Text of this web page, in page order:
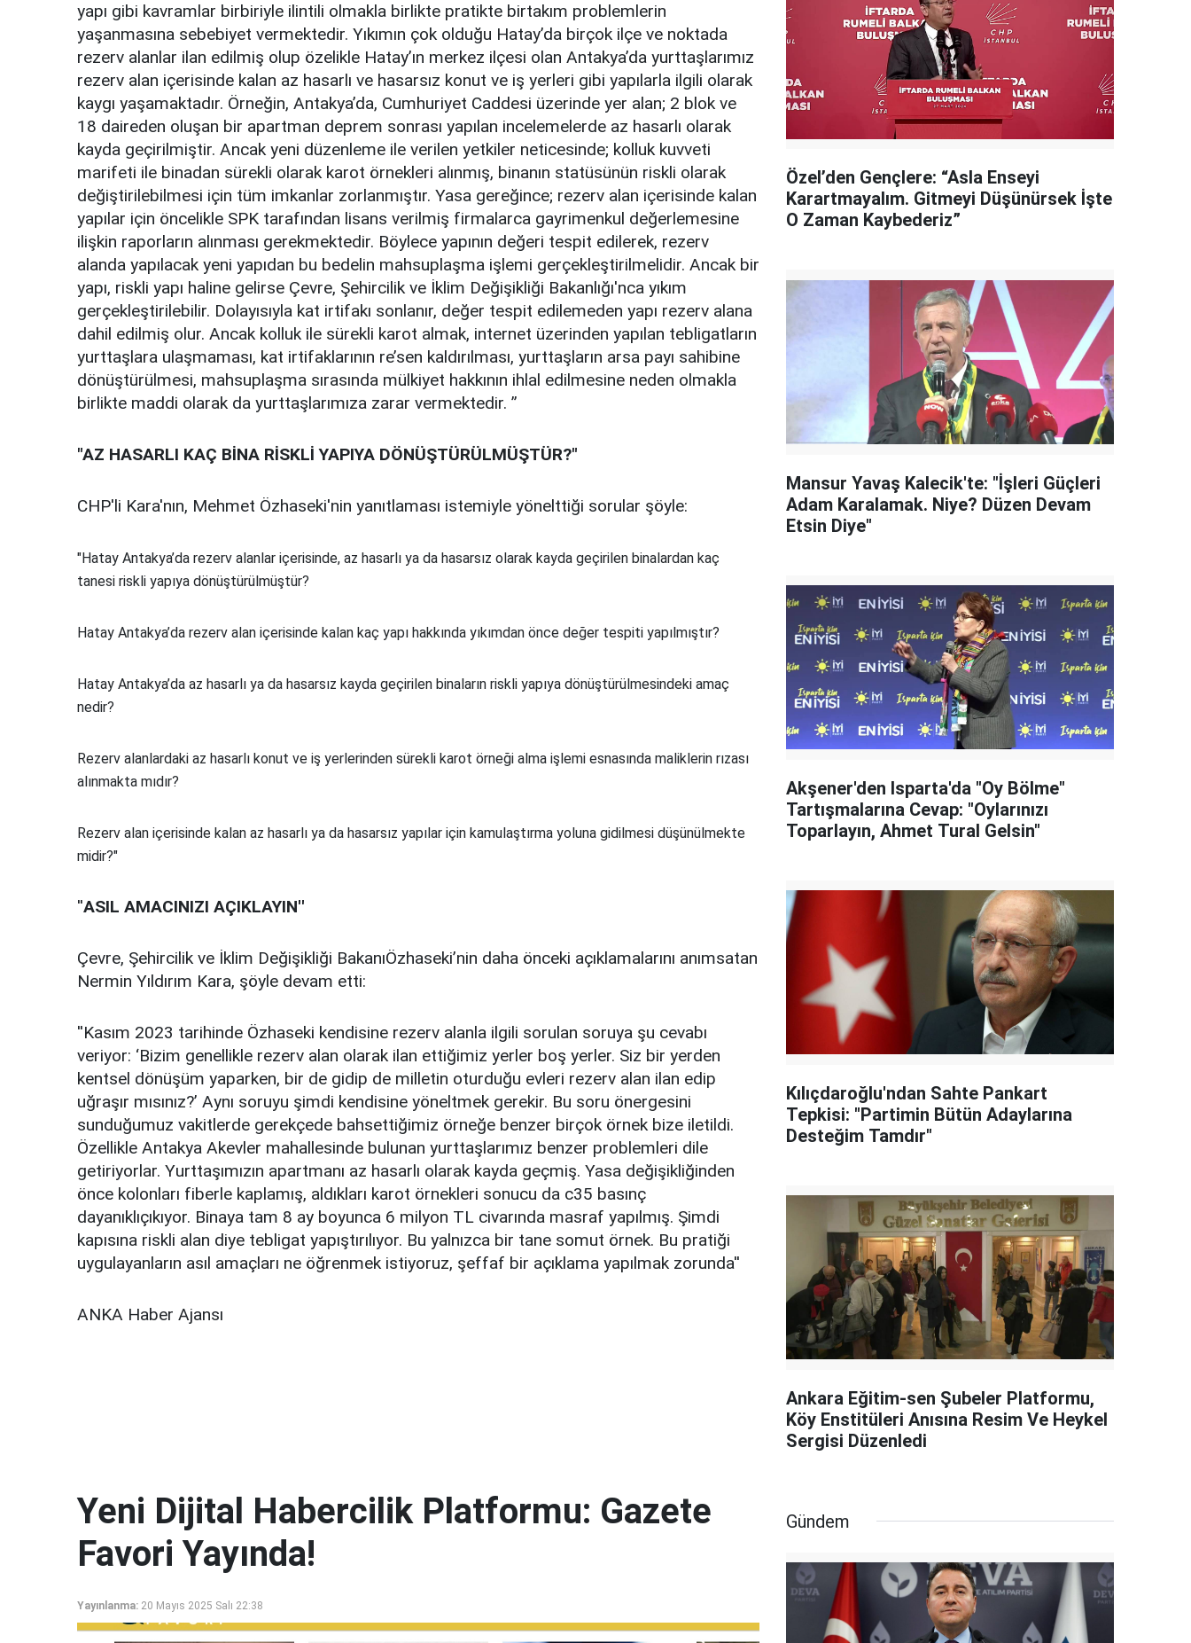
yapı gibi kavramlar birbiriyle ilintili olmakla birlikte pratikte birtakım problemlerin
yaşanmasına sebebiyet vermektedir. Yıkımın çok olduğu Hatay’da birçok ilçe ve noktada
rezerv alanlar ilan edilmiş olup özelikle Hatay’ın merkez ilçesi olan Antakya’da yurttaşlarımız
rezerv alan içerisinde kalan az hasarlı ve hasarsız konut ve iş yerleri gibi yapılarla ilgili olarak
kaygı yaşamaktadır. Örneğin, Antakya’da, Cumhuriyet Caddesi üzerinde yer alan; 2 blok ve
18 daireden oluşan bir apartman deprem sonrası yapılan incelemelerde az hasarlı olarak
kayda geçirilmiştir. Ancak yeni düzenleme ile verilen yetkiler neticesinde; kolluk kuvveti
marifeti ile binadan sürekli olarak karot örnekleri alınmış, binanın statüsünün riskli olarak
değiştirilebilmesi için tüm imkanlar zorlanmıştır. Yasa gereğince; rezerv alan içerisinde kalan
yapılar için öncelikle SPK tarafından lisans verilmiş firmalarca gayrimenkul değerlemesine
ilişkin raporların alınması gerekmektedir. Böylece yapının değeri tespit edilerek, rezerv
alanda yapılacak yeni yapıdan bu bedelin mahsuplaşma işlemi gerçekleştirilmelidir. Ancak bir
yapı, riskli yapı haline gelirse Çevre, Şehircilik ve İklim Değişikliği Bakanlığı'nca yıkım
gerçekleştirilebilir. Dolayısıyla kat irtifakı sonlanır, değer tespit edilemeden yapı rezerv alana
dahil edilmiş olur. Ancak kolluk ile sürekli karot almak, internet üzerinden yapılan tebligatların
yurttaşlara ulaşmaması, kat irtifaklarının re’sen kaldırılması, yurttaşların arsa payı sahibine
dönüştürülmesi, mahsuplaşma sırasında mülkiyet hakkının ihlal edilmesine neden olmakla
birlikte maddi olarak da yurttaşlarımıza zarar vermektedir. ”
"AZ HASARLI KAÇ BİNA RİSKLİ YAPIYA DÖNÜŞTÜRÜLMÜŞTÜR?"
CHP'li Kara'nın, Mehmet Özhaseki'nin yanıtlaması istemiyle yönelttiği sorular şöyle:
"Hatay Antakya’da rezerv alanlar içerisinde, az hasarlı ya da hasarsız olarak kayda geçirilen binalardan kaç
tanesi riskli yapıya dönüştürülmüştür?
Hatay Antakya’da rezerv alan içerisinde kalan kaç yapı hakkında yıkımdan önce değer tespiti yapılmıştır?
Hatay Antakya’da az hasarlı ya da hasarsız kayda geçirilen binaların riskli yapıya dönüştürülmesindeki amaç
nedir?
Rezerv alanlardaki az hasarlı konut ve iş yerlerinden sürekli karot örneği alma işlemi esnasında maliklerin rızası
alınmakta mıdır?
Rezerv alan içerisinde kalan az hasarlı ya da hasarsız yapılar için kamulaştırma yoluna gidilmesi düşünülmekte
midir?"
''ASIL AMACINIZI AÇIKLAYIN''
Çevre, Şehircilik ve İklim Değişikliği BakanıÖzhaseki’nin daha önceki açıklamalarını anımsatan
Nermin Yıldırım Kara, şöyle devam etti:
''Kasım 2023 tarihinde Özhaseki kendisine rezerv alanla ilgili sorulan soruya şu cevabı
veriyor: ‘Bizim genellikle rezerv alan olarak ilan ettiğimiz yerler boş yerler. Siz bir yerden
kentsel dönüşüm yaparken, bir de gidip de milletin oturduğu evleri rezerv alan ilan edip
uğraşır mısınız?’ Aynı soruyu şimdi kendisine yöneltmek gerekir. Bu soru önergesini
sunduğumuz vakitlerde gerekçede bahsettiğimiz örneğe benzer birçok örnek bize iletildi.
Özellikle Antakya Akevler mahallesinde bulunan yurttaşlarımız benzer problemleri dile
getiriyorlar. Yurttaşımızın apartmanı az hasarlı olarak kayda geçmiş. Yasa değişikliğinden
önce kolonları fiberle kaplamış, aldıkları karot örnekleri sonucu da c35 basınç
dayanıklıçıkıyor. Binaya tam 8 ay boyunca 6 milyon TL civarında masraf yapılmış. Şimdi
kapısına riskli alan diye tebligat yapıştırılıyor. Bu yalnızca bir tane somut örnek. Bu pratiği
uygulayanların asıl amaçları ne öğrenmek istiyoruz, şeffaf bir açıklama yapılmak zorunda''
ANKA Haber Ajansı
Özel’den Gençlere: “Asla Enseyi
Karartmayalım. Gitmeyi Düşünürsek İşte
O Zaman Kaybederiz”
Mansur Yavaş Kalecik'te: "İşleri Güçleri
Adam Karalamak. Niye? Düzen Devam
Etsin Diye"
Akşener'den Isparta'da "Oy Bölme"
Tartışmalarına Cevap: "Oylarınızı
Toparlayın, Ahmet Tural Gelsin"
Kılıçdaroğlu'ndan Sahte Pankart
Tepkisi: "Partimin Bütün Adaylarına
Desteğim Tamdır"
Ankara Eğitim-sen Şubeler Platformu,
Köy Enstitüleri Anısına Resim Ve Heykel
Sergisi Düzenledi
Yeni Dijital Habercilik Platformu: Gazete
Favori Yayında!
Yayınlanma: 20 Mayıs 2025 Salı 22:38
Gündem